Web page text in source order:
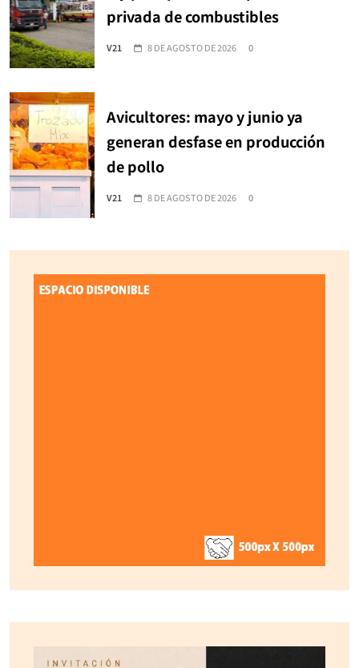
privada de combustibles
V21 8 DE AGOSTO DE 2026 0
Avicultores: mayo y junio ya
generan desfase en producción
de pollo
V21 8 DE AGOSTO DE 2026 0